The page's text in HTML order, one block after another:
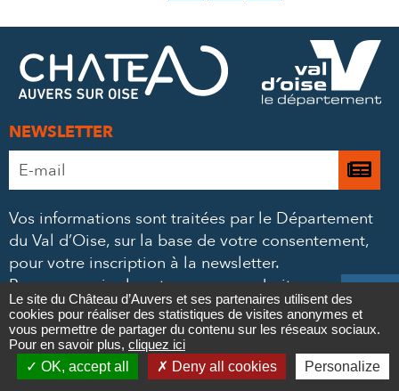
Contact

Newsletter
FACEBOOK
MAIL
NEWSLETTER
Adresse
e-
*
Je
à
Vos informations sont traitées par le Département
du Val d’Oise, sur la base de votre consentement,
pour votre inscription à la newsletter.
Pour en savoir plus et exercer vos droits,consultez
notre politique de confidentialité.
NOUS SUIVRE
Le
 Le
 Le
 Le

Le site du Château d’Auvers et ses partenaires utilisent des
cookies pour réaliser des statistiques de visites anonymes et
vous permettre de partager du contenu sur les réseaux sociaux.
Pour en savoir plus, cliquez ici
OK, accept all
Deny all cookies Personalize